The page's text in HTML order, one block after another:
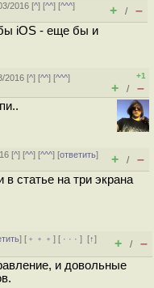
2016 [^] [^^] [^^^]
+ / –
iOS - еще бы и
2016 [^] [^^] [^^^]
+1
+ / –
[^] [^^] [^^^] [ответить]
+ / –
в статье на три экрана
] [ ﹢﹢﹢] [ · · ·][↑]
+ / –
и довольные